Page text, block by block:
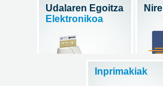
Udalaren Egoitza
Elektronikoa
Nire
Inprimakiak